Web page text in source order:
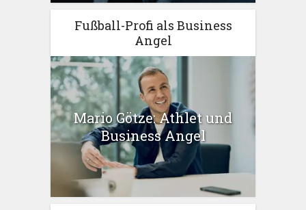
Fußball-Profi als Business
Angel
Mario Götze: Athlet und
Business Angel